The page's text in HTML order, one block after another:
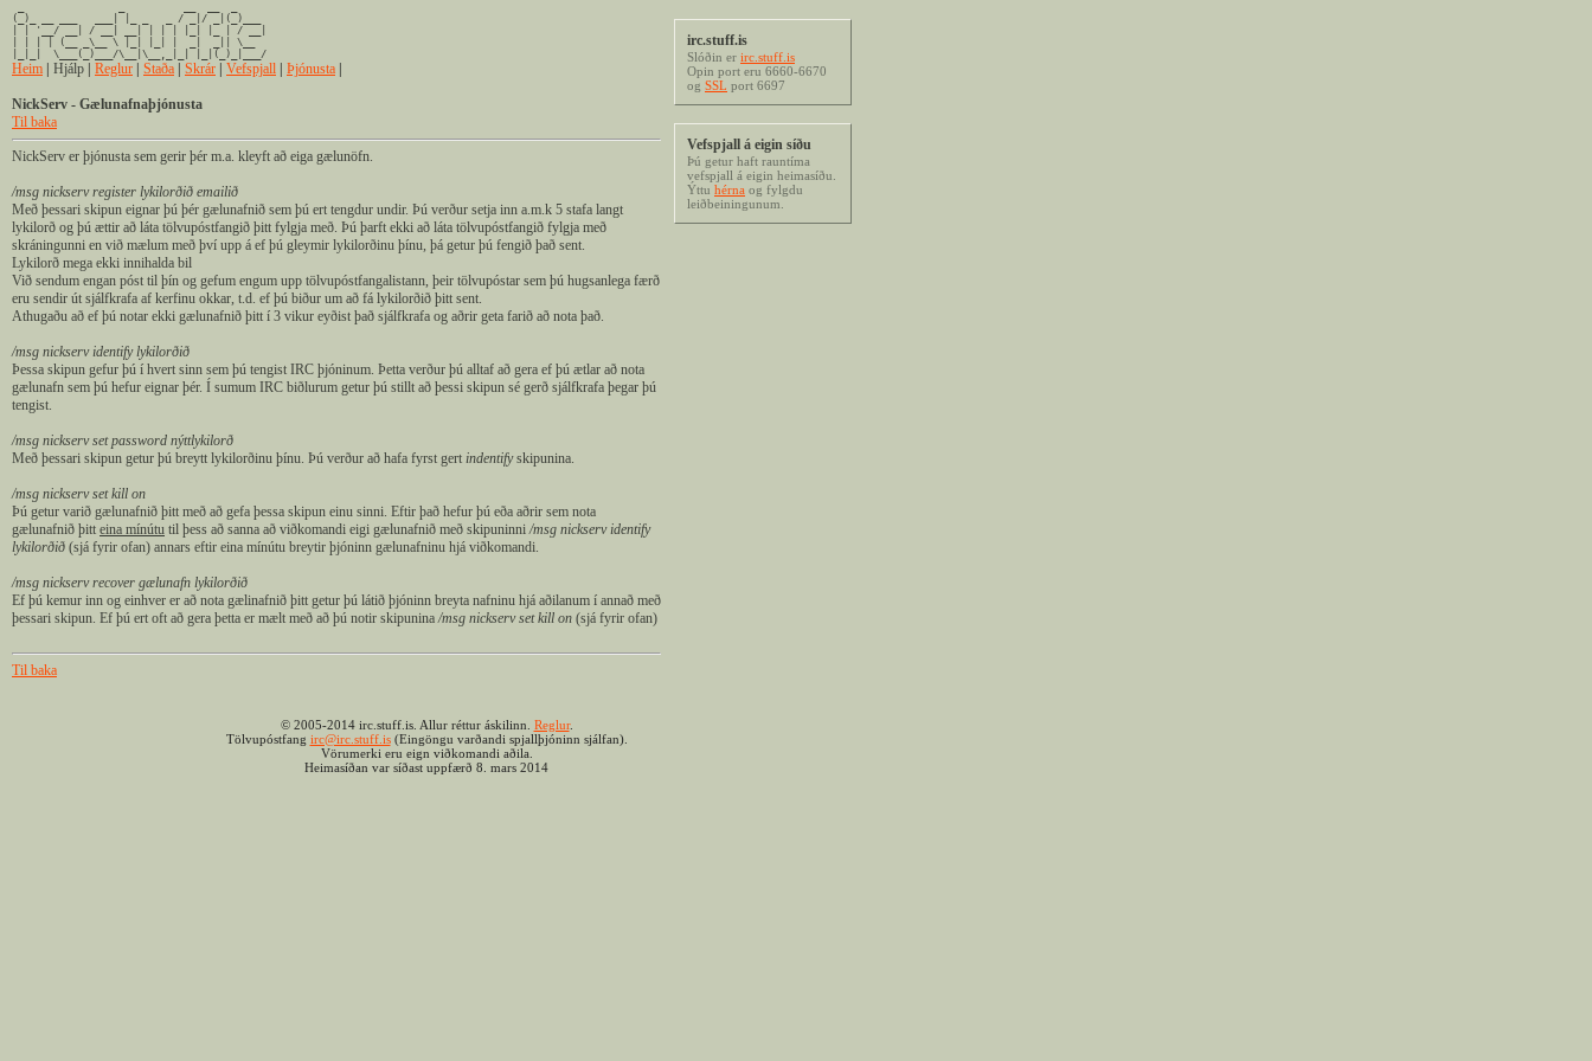
(_)_ __ ___ ___| |_ _ _ / _|/ _|(_)___
| | '__/ __| / __| __| | | | |_| |_ | / __|
| | | | (__ _\__ \ |_| |_| | _| _|| \__
|_|_| \___(_)___/\__|\__,_|_| |_|(_)_|___/
Heim Hjálp Reglur Staða Skrár Vefspjall Þjónusta
NickServ - Gælunafnaþjónusta
Til baka
NickServ er þjónusta sem gerir þér m.a. kleyft að eiga gælunöfn.
/msg nickserv register lykilorðið emailið
Með þessari skipun eignar þú þér gælunafnið sem þú ert tengdur undir. Þú verður setja inn a.m.k 5 stafa langt
lykilorð og þú ættir að láta tölvupóstfangið þitt fylgja með. Þú þarft ekki að láta tölvupóstfangið fylgja með
skráningunni en við mælum með því upp á ef þú gleymir lykilorðinu þínu, þá getur þú fengið það sent.
Lykilorð mega ekki innihalda bil
Við sendum engan póst til þín og gefum engum upp tölvupóstfangalistann, þeir tölvupóstar sem þú hugsanlega færð
eru sendir út sjálfkrafa af kerfinu okkar, t.d. ef þú biður um að fá lykilorðið þitt sent.
Athugaðu að ef þú notar ekki gælunafnið þitt í 3 vikur eyðist það sjálfkrafa og aðrir geta farið að nota það.
/msg nickserv identify lykilorðið
Þessa skipun gefur þú í hvert sinn sem þú tengist IRC þjóninum. Þetta verður þú alltaf að gera ef þú ætlar að nota
gælunafn sem þú hefur eignar þér. Í sumum IRC biðlurum getur þú stillt að þessi skipun sé gerð sjálfkrafa þegar þú
tengist.
/msg nickserv set password nýttlykilorð
Með þessari skipun getur þú breytt lykilorðinu þínu. Þú verður að hafa fyrst gert indentifyskipunina.
/msg nickserv set kill on
Þú getur varið gælunafnið þitt með að gefa þessa skipun einu sinni. Eftir það hefur þú eða aðrir sem nota
gælunafnið þitt eina mínútu til þess að sanna að viðkomandi eigi gælunafnið með skipuninni/msg nickserv identify
lykilorðið (sjá fyrir ofan) annars eftir eina mínútu breytir þjóninn gælunafninu hjá viðkomandi.
/msg nickserv recover gælunafn lykilorðið
Ef þú kemur inn og einhver er að nota gælinafnið þitt getur þú látið þjóninn breyta nafninu hjá aðilanum í annað með
þessari skipun. Ef þú ert oft að gera þetta er mælt með að þú notir skipunina/msg nickserv set kill on (sjá fyrir ofan)
Til baka
irc.stuff.is
Slóðin er irc.stuff.is
Opin port eru 6660-6670
og SSL port 6697
Vefspjall á eigin síðu
Þú getur haft rauntíma
vefspjall á eigin heimasíðu.
Ýttu hérna og fylgdu
leiðbeiningunum.
© 2005-2014 irc.stuff.is. Allur réttur áskilinn. Reglur.
Tölvupóstfang irc@irc.stuff.is(Eingöngu varðandi spjallþjóninn sjálfan).
Vörumerki eru eign viðkomandi aðila.
Heimasíðan var síðast uppfærð 8. mars 2014